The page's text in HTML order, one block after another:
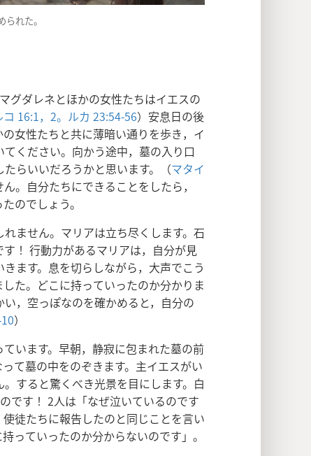
れた。
グダレネとほかの女性たちはイエスの
16:1，2。 ルカ 23:54-56）安息日の後
女性たちと共に薄暗い通りを歩き，イ
ください。向かう途中，墓の入り口
らいいだろうかと思います。（マタイ
。自分たちにできることをしたら，
のでしょう。
ません。マリアは立ち尽くします。石
！ 行動力があるマリアは，自分が見
ます。息を切らしながら，大声でこう
た。どこに持っていったのか分かりま
，空っぽなのを確かめると，自分の
）
います。早朝，静寂に包まれた墓の前
て墓の中をのぞきます。主イエスがい
すると驚くべき光景を目にします。白
です！ 2人は「なぜ泣いているのです
徒たちに報告したのと同じことを言い
っていったのか分からないのです」。